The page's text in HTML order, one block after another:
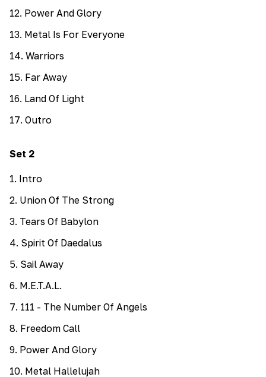
12. Power And Glory
13. Metal Is For Everyone
14. Warriors
15. Far Away
16. Land Of Light
17. Outro
Set 2
1. Intro
2. Union Of The Strong
3. Tears Of Babylon
4. Spirit Of Daedalus
5. Sail Away
6. M.E.T.A.L.
7. 111 - The Number Of Angels
8. Freedom Call
9. Power And Glory
10. Metal Hallelujah